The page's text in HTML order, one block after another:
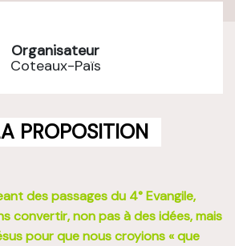
Organisateur
Coteaux-Païs
PROPOSITION
des passages du 4° Evangile,
convertir, non pas à des idées, mais
pour que nous croyions « que